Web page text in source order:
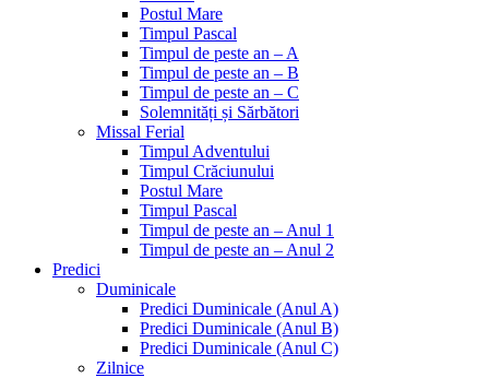
Postul Mare
Timpul Pascal
Timpul de peste an – A
Timpul de peste an – B
Timpul de peste an – C
Solemnități și Sărbători
Missal Ferial
Timpul Adventului
Timpul Crăciunului
Postul Mare
Timpul Pascal
Timpul de peste an – Anul 1
Timpul de peste an – Anul 2
Predici
Duminicale
Predici Duminicale (Anul A)
Predici Duminicale (Anul B)
Predici Duminicale (Anul C)
Zilnice